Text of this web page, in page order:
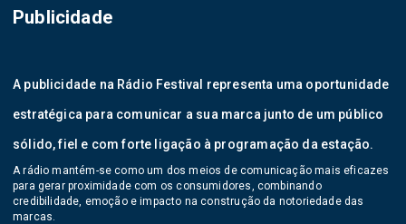
Publicidade
A publicidade na Rádio Festival representa uma oportunidade
estratégica para comunicar a sua marca junto de um público
sólido, fiel e com forte ligação à programação da estação.
A rádio mantém-se como um dos meios de comunicação mais eficazes
para gerar proximidade com os consumidores, combinando
credibilidade, emoção e impacto na construção da notoriedade das
marcas.